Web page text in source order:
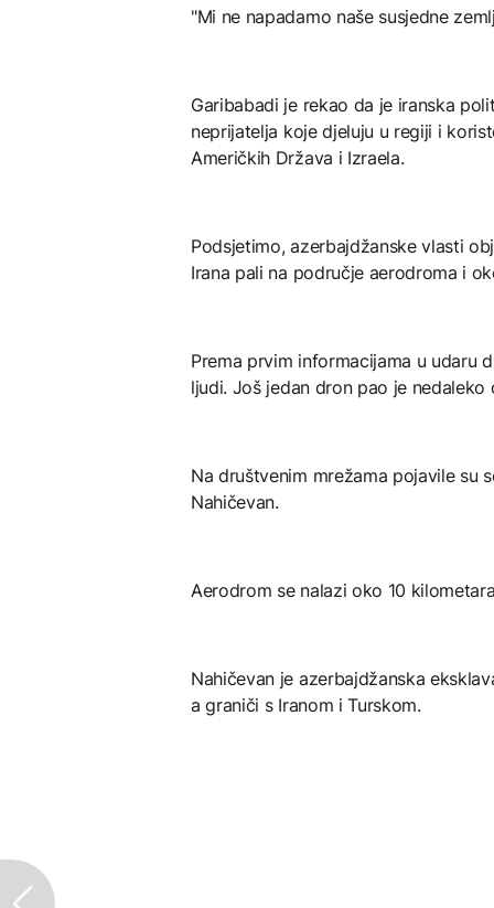
"Mi ne napadamo naše susjedne
Garibabadi je rekao da je iranska
neprijatelja koje djeluju u regiji i
Američkih Država i Izraela.
Podsjetimo, azerbajdžanske vlasti
Irana pali na područje aerodroma i
Prema prvim informacijama u udaru
ljudi. Još jedan dron pao je nedaleko
Na društvenim mrežama pojavile su
Nahičevan.
Aerodrom se nalazi oko 10
Nahičevan je azerbajdžanska
a graniči s Iranom i Turskom.